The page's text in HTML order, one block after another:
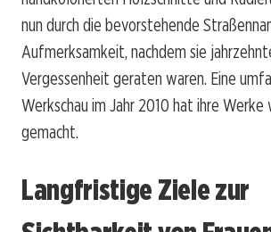
nun durch die bevorstehende
Aufmerksamkeit, nachdem sie
Vergessenheit geraten waren. Eine
Werkschau im Jahr 2010 hat ihre Werke
gemacht.
Langfristige Ziele zur